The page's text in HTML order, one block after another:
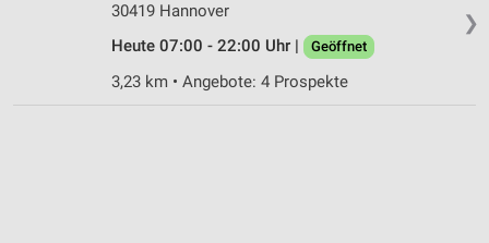
❯
30419 Hannover
Heute 07:00 - 22:00 Uhr |
Geöffnet
3,23 km • Angebote: 4 Prospekte